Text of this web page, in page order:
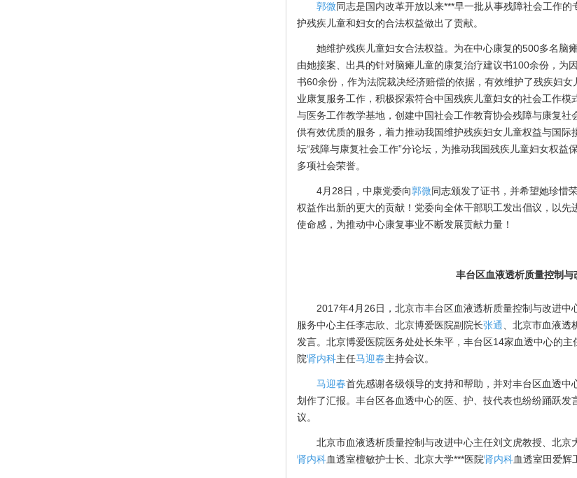
郭微同志是国内改革开放以来***早一批从事残障社会工作
护残疾儿童和妇女的合法权益做出了贡献。
她维护残疾儿童妇女合法权益。为在中心康复的500多名脑
由她接案、出具的针对脑瘫儿童的康复治疗建议书100余份，为
书60余份，作为法院裁决经济赔偿的依据，有效维护了残疾妇
业康复服务工作，积极探索符合中国残疾儿童妇女的社会工作
与医务工作教学基地，创建中国社会工作教育协会残障与康复
供有效优质的服务，着力推动我国维护残疾妇女儿童权益与国
坛“残障与康复社会工作”分论坛，为推动我国残疾儿童妇女权益
多项社会荣誉。
4月28日，中康党委向郭微同志颁发了证书，并希望她珍惜
权益作出新的更大的贡献！党委向全体干部职工发出倡议，以
使命感，为推动中心康复事业不断发展贡献力量！
丰台区血液透析质量控制与
2017年4月26日，北京市丰台区血液透析质量控制与改进中
服务中心主任李志欣、北京博爱医院副院长张通 、北京市血液
发言。北京博爱医院医务处处长朱平，丰台区14家血透中心的
院肾内科主任马迎春主持会议。
马迎春首先感谢各级领导的支持和帮助，并对丰台区血透
划作了汇报。丰台区各血透中心的医、护、技代表也纷纷踊跃
议。
北京市血液透析质量控制与改进中心主任刘文虎教授、北京
肾内科血透室檀敏护士长、北京大学***医院肾内科血透室田爱辉